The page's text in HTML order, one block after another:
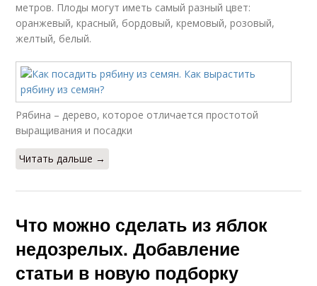
метров. Плоды могут иметь самый разный цвет:
оранжевый, красный, бордовый, кремовый, розовый,
желтый, белый.
Рябина – дерево, которое отличается простотой
выращивания и посадки
Читать дальше →
Что можно сделать из яблок
недозрелых. Добавление
статьи в новую подборку